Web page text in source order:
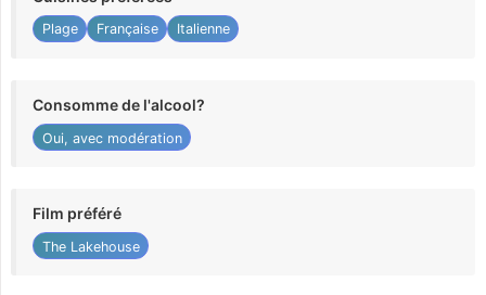
Plage Française Italienne
Consomme de l'alcool?
Oui, avec modération
Film préféré
The Lakehouse